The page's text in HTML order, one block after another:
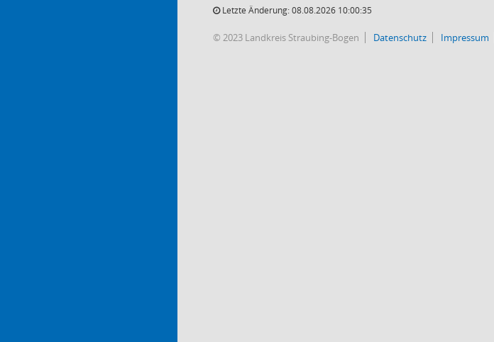
Letzte Änderung: 08.08.2026 10:00:35
© 2023 Landkreis Straubing-Bogen Datenschutz Impressum